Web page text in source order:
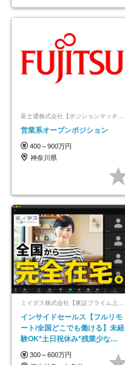
営業系オープンポジション
400～900万円
神奈川県
インサイドセールス【フルリモ
ート/全国どこでも働ける】未経
験OK*土日祝休み*残業少なめ*
在宅勤務手当あり
300～600万円